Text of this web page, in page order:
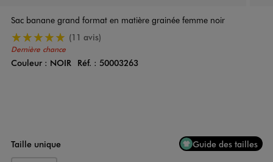
Sac banane grand format en matière grainée femme noir
Dernière chance
5/5 de moyenne(11 avis)
Couleur
Couleur : NOIR Réf. : 50003263
Taille unique Guide des tailles